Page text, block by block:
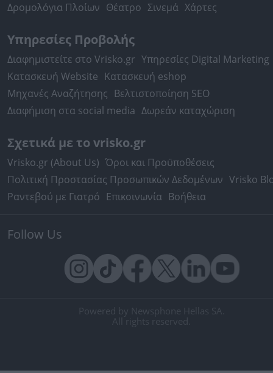
Δρομολόγια Πλοίων Θέατρο Σινεμά Χάρτες
Υπηρεσίες Προβολής
Διαφημιστείτε στο Vrisko.gr Υπηρεσίες Digital Marketing
Κατασκευή Website Κατασκευή eshop
Μηχανές Αναζήτησης Βελτιστοποίηση SEO
Διαφήμιση στα social media Δωρεάν καταχώριση
Σχετικά με το vrisko.gr
Vrisko.gr (About Us) Όροι και Προϋποθέσεις
Πολιτική Προστασίας Προσωπικών Δεδομένων Vrisko
Ραντεβού με Γιατρό Επικοινωνία Βοήθεια
Follow Us
Powered by Newsphone Hellas SA.
All rights reserved.